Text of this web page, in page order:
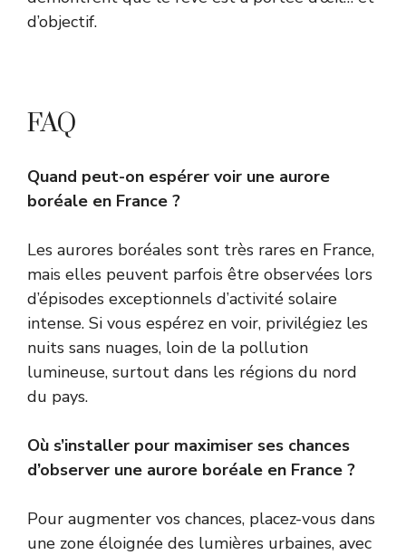
d’objectif.
FAQ
Quand peut-on espérer voir une aurore
boréale en France ?
Les aurores boréales sont très rares en France,
mais elles peuvent parfois être observées lors
d’épisodes exceptionnels d’activité solaire
intense. Si vous espérez en voir, privilégiez les
nuits sans nuages, loin de la pollution
lumineuse, surtout dans les régions du nord
du pays.
Où s’installer pour maximiser ses chances
d’observer une aurore boréale en France ?
Pour augmenter vos chances, placez-vous dans
une zone éloignée des lumières urbaines, avec